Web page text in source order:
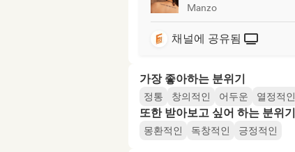
Manzo
채널에 공유됨
가장 좋아하는 분위기
정통 창의적인 어두운 열정적인
또한 받아보고 싶어 하는 분위기
몽환적인 독창적인 긍정적인